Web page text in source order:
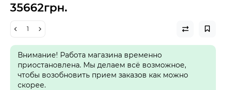
35662грн.
Внимание! Работа магазина временно
приостановлена. Мы делаем всё возможное,
чтобы возобновить прием заказов как можно
скорее.